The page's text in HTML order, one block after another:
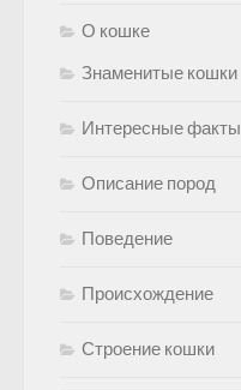
О кошке
Знаменитые кошки
Интересные факты
Описание пород
Поведение
Происхождение
Строение кошки